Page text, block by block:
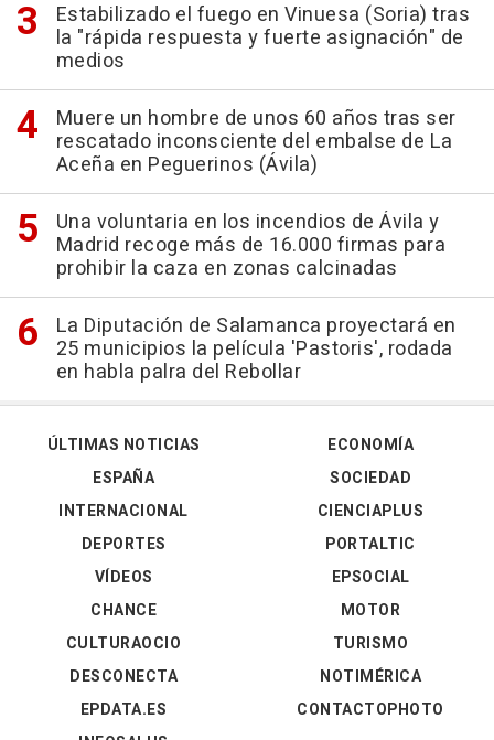
Estabilizado el fuego en Vinuesa (Soria) tras
la "rápida respuesta y fuerte asignación" de
medios
Muere un hombre de unos 60 años tras ser
rescatado inconsciente del embalse de La
Aceña en Peguerinos (Ávila)
Una voluntaria en los incendios de Ávila y
Madrid recoge más de 16.000 firmas para
prohibir la caza en zonas calcinadas
La Diputación de Salamanca proyectará en
25 municipios la película 'Pastoris', rodada
en habla palra del Rebollar
ÚLTIMAS NOTICIAS
ESPAÑA
INTERNACIONAL
DEPORTES
VÍDEOS
ECONOMÍA
SOCIEDAD
CIENCIAPLUS
PORTALTIC
EPSOCIAL
CHANCE
CULTURAOCIO
DESCONECTA
EPDATA.ES
MOTOR
TURISMO
NOTIMÉRICA
CONTACTOPHOTO